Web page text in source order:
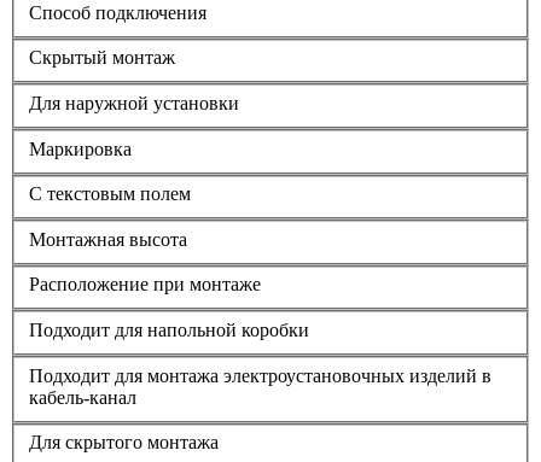
Способ подключения
Скрытый монтаж
Для наружной установки
Маркировка
С текстовым полем
Монтажная высота
Расположение при монтаже
Подходит для напольной коробки
Подходит для монтажа электроустановочных изделий в
кабель-канал
Для скрытого монтажа